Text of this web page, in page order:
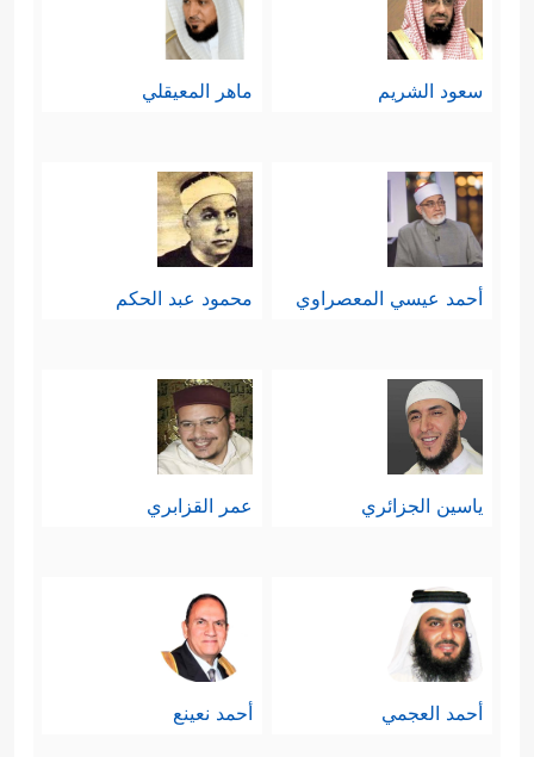
سعود الشريم ماهر المعيقلي
أحمد عيسي المعصراوي محمود عبد الحكم
ياسين الجزائري عمر القزابري
أحمد العجمي أحمد نعينع